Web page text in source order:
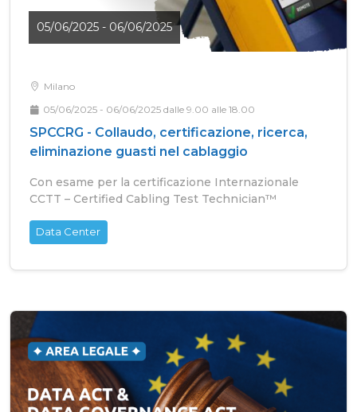
05/06/2025 - 06/06/2025
Milano
05/06/2025 - 06/06/2025 dalle 9.00 alle 18.00
SPCCRG - Collaudo, certificazione, ricerca,
eliminazione guasti nel cablaggio
Con esame per la certificazione Internazionale
CCTT – Certified Cabling Test Technician™
Data Center